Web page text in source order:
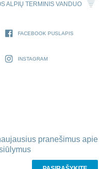
ALPIŲ TERMINIS VANDUO
FACEBOOK PUSLAPIS
INSTAGRAM
pranešimus apie